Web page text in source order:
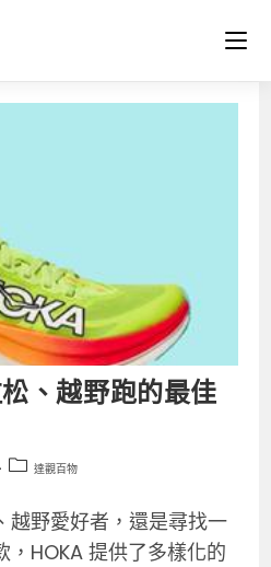
、越野跑的最佳
達觀百物
越野愛好者，還是尋找一
HOKA 提供了多樣化的